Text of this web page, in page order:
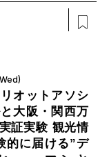
オットアソシ
大阪・関西万
証実験 観光情
的に届ける”デ